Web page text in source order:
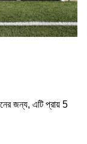
জন্য, এটি প্রায় 5